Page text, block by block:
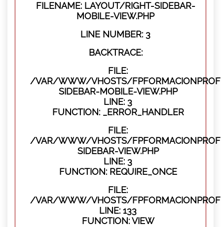
FILENAME: LAYOUT/RIGHT-SIDEBAR-
MOBILE-VIEW.PHP
LINE NUMBER: 3
BACKTRACE:
FILE:
/VAR/WWW/VHOSTS/
SIDEBAR-MOBILE-VIEW.PHP
LINE: 3
FUNCTION: _ERROR_HANDLER
FILE:
/VAR/WWW/VHOSTS/
SIDEBAR-VIEW.PHP
LINE: 3
FUNCTION: REQUIRE_ONCE
FILE:
/VAR/WWW/VHOSTS/
LINE: 133
FUNCTION: VIEW